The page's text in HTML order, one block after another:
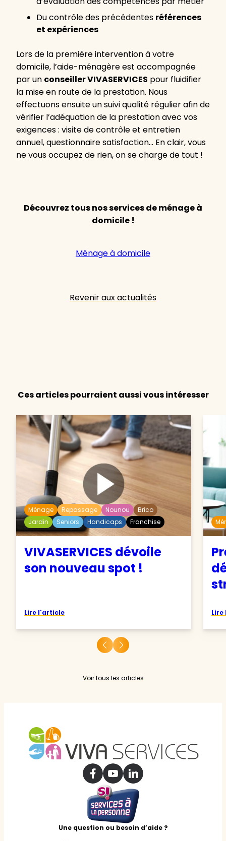
Du contrôle des précédentes références
et expériences
Lors de la première intervention à votre
domicile, l’aide-ménagère est accompagnée
par un conseiller VIVASERVICES pour fluidifier
la mise en route de la prestation. Nous
effectuons ensuite un suivi qualité régulier afin de
vérifier l’adéquation de la prestation avec vos
exigences : visite de contrôle et entretien
annuel, questionnaire satisfaction… En clair, vous
ne vous occupez de rien, on se charge de tout !
Découvrez tous nos services de ménage à
domicile !
Ménage à domicile
Revenir aux actualités
Ces articles pourraient aussi vous intéresser
Ménage Repassage Nounou
Brico
Jardin
Seniors Handicaps Franchise
VIVASERVICES dévoile
son nouveau spot !
Lire l'article
Voir tous les articles
Une question ou besoin d’aide ?